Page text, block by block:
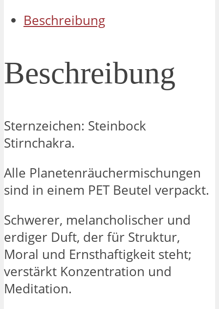
Beschreibung
Beschreibung
Sternzeichen: Steinbock
Stirnchakra.
Alle Planetenräuchermischungen
sind in einem PET Beutel verpackt.
Schwerer, melancholischer und
erdiger Duft, der für Struktur,
Moral und Ernsthaftigkeit steht;
verstärkt Konzentration und
Meditation.